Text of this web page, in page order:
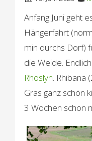
Anfang Juni geht
Hängerfahrt
min durchs Dorf)
die Weide.
Rhoslyn .
Gras ganz schön
3 Wochen schon